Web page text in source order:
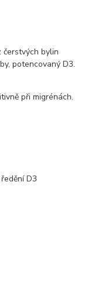
bylin
potencovaný D3.
při migrénách.
D3